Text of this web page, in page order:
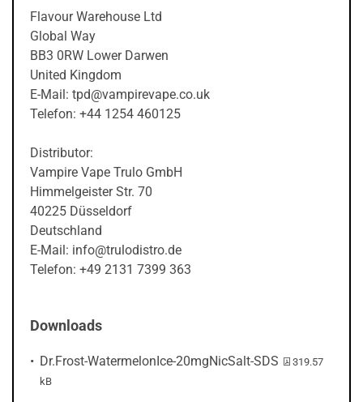
Flavour Warehouse Ltd
Global Way
BB3 0RW Lower Darwen
United Kingdom
E-Mail: tpd@vampirevape.co.uk
Telefon: +44 1254 460125
Distributor:
Vampire Vape Trulo GmbH
Himmelgeister Str. 70
40225 Düsseldorf
Deutschland
E-Mail: info@trulodistro.de
Telefon: +49 2131 7399 363
Downloads
Dr.Frost-WatermelonIce-20mgNicSalt-SDS PDF-Datei:
319.57
kB